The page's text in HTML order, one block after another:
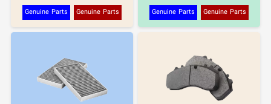
Genuine Parts
Genuine Parts
Genuine Parts
Genuine Parts